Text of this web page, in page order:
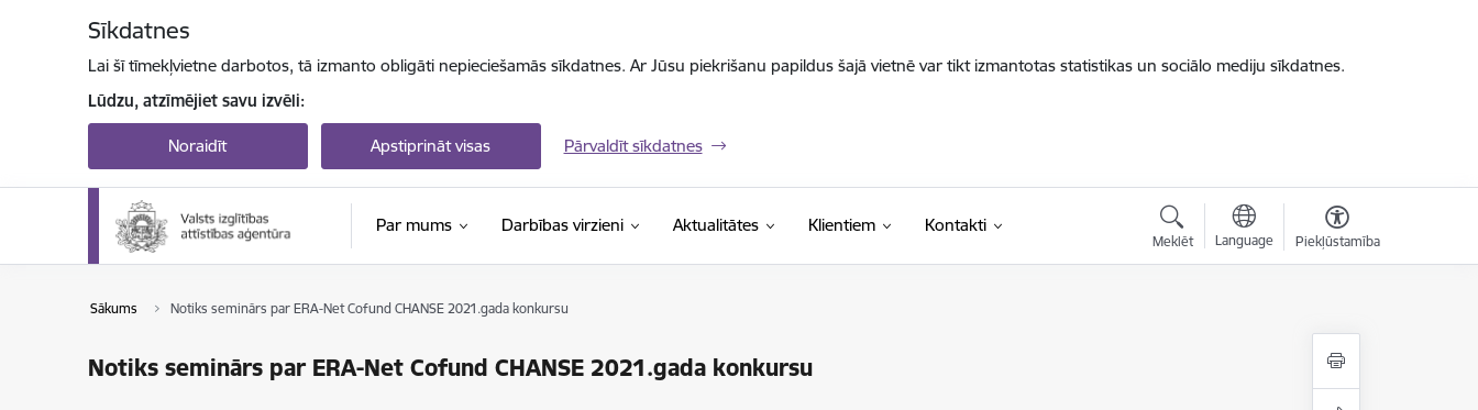
Sīkdatnes
Lai šī tīmekļvietne darbotos, tā izmanto obligāti nepieciešamās sīkdatnes. Ar Jūsu piekrišanu papildus šajā vietnē var tikt izmantotas statistikas un sociālo mediju sīkdatnes.
Lūdzu, atzīmējiet savu izvēli:
Noraidīt Apstiprināt visas Pārvaldīt sīkdatnes
Par mums Darbības virzieni Aktualitātes Klientiem Kontakti
Meklēt Language Piekļūstamība
Sākums Notiks seminārs par ERA-Net Cofund CHANSE 2021.gada konkursu
Notiks seminārs par ERA-Net Cofund CHANSE 2021.gada konkursu